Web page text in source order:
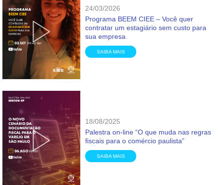
24/03/2026
Programa BEEM CIEE – Você quer
contratar um estagiário sem custo para
sua empresa
SAIBA MAIS
18/08/2025
Palestra on-line “O que muda nas regras
fiscais para o comércio paulista”
SAIBA MAIS